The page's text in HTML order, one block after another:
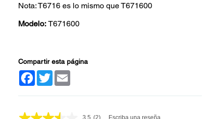
Nota: T6716 es lo mismo que T671600
Modelo: T671600
Compartir esta página
Facebook
Twitter